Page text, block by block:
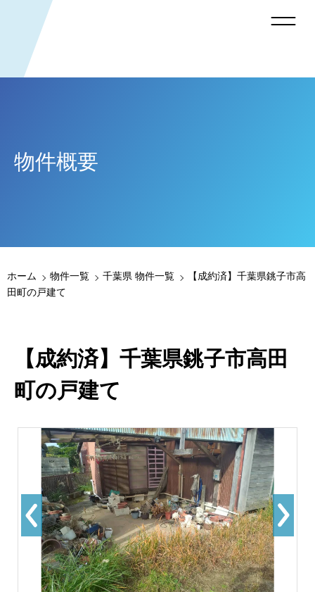
物件概要
ホーム 物件一覧 千葉県 物件一覧
【成約済】千葉県銚子市高
田町の戸建て
【成約済】千葉県銚子市高田
町の戸建て